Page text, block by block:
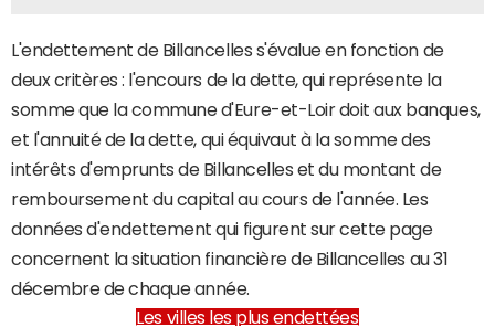
L'endettement de Billancelles s'évalue en fonction de
deux critères : l'encours de la dette, qui représente la
somme que la commune d'Eure-et-Loir doit aux banques,
et l'annuité de la dette, qui équivaut à la somme des
intérêts d'emprunts de Billancelles et du montant de
remboursement du capital au cours de l'année. Les
données d'endettement qui figurent sur cette page
concernent la situation financière de Billancelles au 31
décembre de chaque année.
Les villes les plus endettées